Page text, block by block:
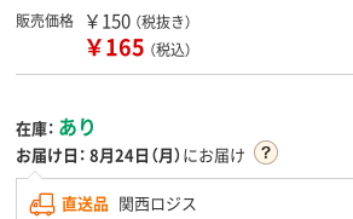
販売価格 ￥150 （税抜き）
￥165 （税込）
在庫： あり
お届け日： 8月24日（月）にお届け
直送品 関西ロジス